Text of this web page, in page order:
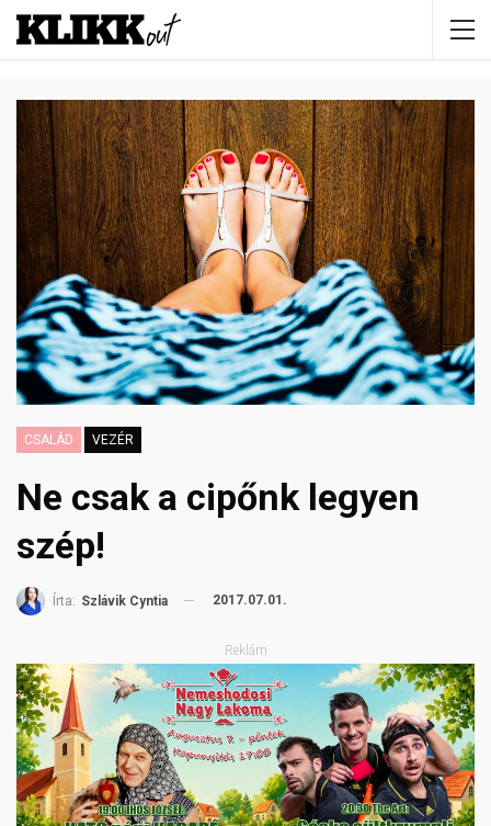
CSALÁD VEZÉR
Ne csak a cipőnk legyen
szép!
Írta: Szlávik Cyntia 2017.07.01.
Reklám